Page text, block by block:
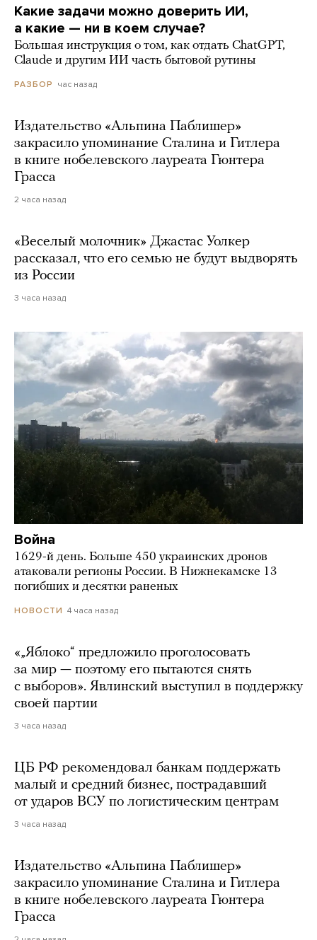
Какие задачи можно доверить ИИ,
а какие — ни в коем случае?
Большая инструкция о том, как отдать ChatGPT,
Claude и другим ИИ часть бытовой рутины
РАЗБОР час назад
Издательство «Альпина Паблишер»
закрасило упоминание Сталина и Гитлера
в книге нобелевского лауреата Гюнтера
Грасса
2 часа назад
«Веселый молочник» Джастас Уолкер
рассказал, что его семью не будут выдворять
из России
3 часа назад
Война
1629-й день. Больше 450 украинских дронов
атаковали регионы России. В Нижнекамске 13
погибших и десятки раненых
НОВОСТИ 4 часа назад
«„Яблоко“ предложило проголосовать
за мир — поэтому его пытаются снять
с выборов». Явлинский выступил в поддержку
своей партии
3 часа назад
ЦБ РФ рекомендовал банкам поддержать
малый и средний бизнес, пострадавший
от ударов ВСУ по логистическим центрам
3 часа назад
Издательство «Альпина Паблишер»
закрасило упоминание Сталина и Гитлера
в книге нобелевского лауреата Гюнтера
Грасса